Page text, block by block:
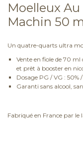
Moelleux
Machin 50
Un quatre-quarts ultra
Vente en fiole de 70
et prêt à booster en
Dosage PG / VG : 50%
Garanti sans alcool,
Fabriqué en France par le